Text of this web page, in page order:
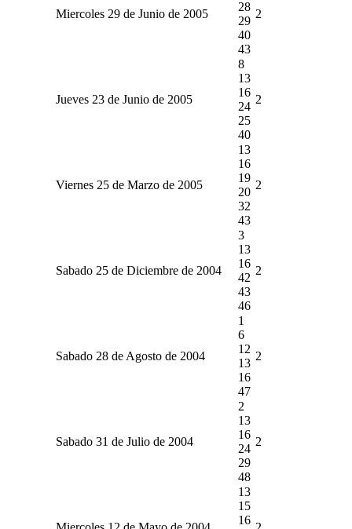
Miercoles 29 de Junio de 2005
28
29
40
43
2
Jueves 23 de Junio de 2005
8
13
16
24
25
40
2
Viernes 25 de Marzo de 2005
13
16
19
20
32
43
2
Sabado 25 de Diciembre de 2004
3
13
16
42
43
46
2
Sabado 28 de Agosto de 2004
1
6
12
13
16
47
2
Sabado 31 de Julio de 2004
2
13
16
24
29
48
2
13
15
16